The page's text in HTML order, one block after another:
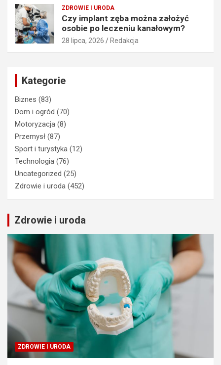
ZDROWIE I URODA
Czy implant zęba można założyć
osobie po leczeniu kanałowym?
28 lipca, 2026 Redakcja
Kategorie
Biznes (83)
Dom i ogród (70)
Motoryzacja (8)
Przemysł (87)
Sport i turystyka (12)
Technologia (76)
Uncategorized (25)
Zdrowie i uroda (452)
Zdrowie i uroda
ZDROWIE I URODA